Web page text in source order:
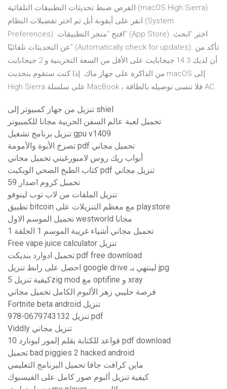
القرص ضبط تحديثات التطبيقات التلقائية (macOS High Sierra)
انقر على أيقونة أبل ثم اختر تفضيلات النظام (System
Preferences). افتح “متجر التطبيقات” (App Store). اختر “ابحث
عن التحديثات تلقائيًا” (Automatically check for updates). تأكد من
أن لديك 14.3 جيجابايت على الأقل من السعة التخزينية و 2 جيجابايت
من الذاكرة على جهاز ماك. إذا كنت ستقوم بتحديث macOS إلى
High Sierra على سلسلة MacBook ، فلا تنسى توصيله بالطاقة AC.
تنزيل من جهاز كمبيوتر إلى shiel
تحميل لعبة عالم السفن الحربية مجانا للكمبيوتر
تنزيل برنامج تشغيل gpu v1409
تصرخ الأبوة والأمومة pdf تحميل مجاني
أبواب ريك روس لامبورغيني تحميل مجاني
كتاب الطبخ الصحي الويكيت pdf تنزيل مجاني
تحميل كروم اصدار 59
تنزيل الملفات من لاب توب لينوفو
تطبيق bitcoin مع معظم التنزيلات على playstore
تحميل الموسم الاول westworld مجانا
تحميل مجاني أشياء غريبة الموسم 1 الحلقة 1
Free vape juice calculator تنزيل
تحميل ادوارد بنديكت pdf free download
احصل على رابط تنزيل google drive لينتهي بـ jpg
كيفية تنزيل 5zig mod مع optifine و xray
فرصة حليبي زهر الألبوم الكامل تحميل مجاني
Fortnite beta android تنزيل
978-0679743132 تنزيل pdf
Viddly تنزيل مجاني
10 قواعد للكتابة بقلم إلمور ليونارد pdf download
تحميل bad piggies 2 hacked android
ماين كرافت جافا تحميل البرنامج التعليمي
كيفية تنزيل ألبوم صور كامل على الفيسبوك